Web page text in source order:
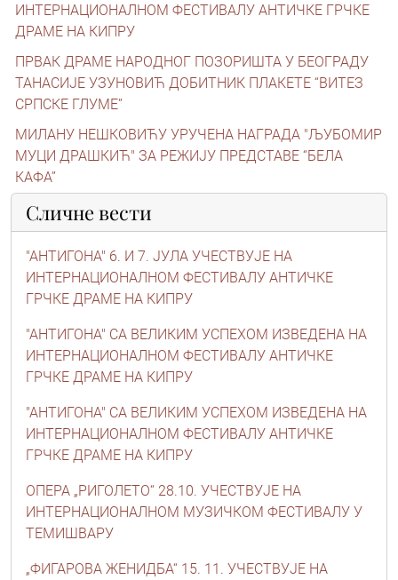
ИНТЕРНАЦИОНАЛНОМ ФЕСТИВАЛУ АНТИЧКЕ ГРЧКЕ
ДРАМЕ НА КИПРУ
ПРВАК ДРАМЕ НАРОДНОГ ПОЗОРИШТА У БЕОГРАДУ
ТАНАСИЈЕ УЗУНОВИЋ ДОБИТНИК ПЛАКЕТЕ “ВИТЕЗ
СРПСКЕ ГЛУМЕ”
МИЛАНУ НЕШКОВИЋУ УРУЧЕНА НАГРАДА "ЉУБОМИР
МУЦИ ДРАШКИЋ" ЗА РЕЖИЈУ ПРЕДСТАВЕ “БЕЛА
КАФА”
Сличне вести
"АНТИГОНА" 6. И 7. ЈУЛА УЧЕСТВУЈЕ НА
ИНТЕРНАЦИОНАЛНОМ ФЕСТИВАЛУ АНТИЧКЕ
ГРЧКЕ ДРАМЕ НА КИПРУ
"АНТИГОНА" СА ВЕЛИКИМ УСПЕХОМ ИЗВЕДЕНА НА
ИНТЕРНАЦИОНАЛНОМ ФЕСТИВАЛУ АНТИЧКЕ
ГРЧКЕ ДРАМЕ НА КИПРУ
"АНТИГОНА" СА ВЕЛИКИМ УСПЕХОМ ИЗВЕДЕНА НА
ИНТЕРНАЦИОНАЛНОМ ФЕСТИВАЛУ АНТИЧКЕ
ГРЧКЕ ДРАМЕ НА КИПРУ
ОПЕРА „РИГОЛЕТО“ 28.10. УЧЕСТВУЈЕ НА
ИНТЕРНАЦИОНАЛНОМ МУЗИЧКОМ ФЕСТИВАЛУ У
ТЕМИШВАРУ
„ФИГАРОВА ЖЕНИДБА“ 15. 11. УЧЕСТВУЈЕ НА